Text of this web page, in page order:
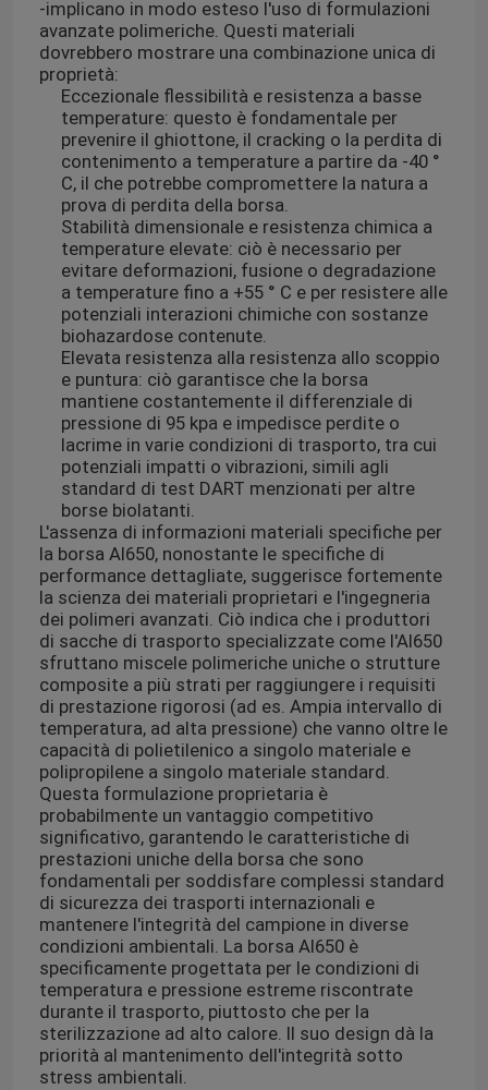
-implicano in modo esteso l'uso di formulazioni
avanzate polimeriche. Questi materiali
dovrebbero mostrare una combinazione unica di
proprietà:
Eccezionale flessibilità e resistenza a basse
temperature: questo è fondamentale per
prevenire il ghiottone, il cracking o la perdita di
contenimento a temperature a partire da -40 °
C, il che potrebbe compromettere la natura a
prova di perdita della borsa.
Stabilità dimensionale e resistenza chimica a
temperature elevate: ciò è necessario per
evitare deformazioni, fusione o degradazione
a temperature fino a +55 ° C e per resistere alle
potenziali interazioni chimiche con sostanze
biohazardose contenute.
Elevata resistenza alla resistenza allo scoppio
e puntura: ciò garantisce che la borsa
mantiene costantemente il differenziale di
pressione di 95 kpa e impedisce perdite o
lacrime in varie condizioni di trasporto, tra cui
potenziali impatti o vibrazioni, simili agli
standard di test DART menzionati per altre
borse biolatanti.
L'assenza di informazioni materiali specifiche per
la borsa AI650, nonostante le specifiche di
performance dettagliate, suggerisce fortemente
la scienza dei materiali proprietari e l'ingegneria
dei polimeri avanzati. Ciò indica che i produttori
di sacche di trasporto specializzate come l'AI650
sfruttano miscele polimeriche uniche o strutture
composite a più strati per raggiungere i requisiti
di prestazione rigorosi (ad es. Ampia intervallo di
temperatura, ad alta pressione) che vanno oltre le
capacità di polietilenico a singolo materiale e
polipropilene a singolo materiale standard.
Questa formulazione proprietaria è
probabilmente un vantaggio competitivo
significativo, garantendo le caratteristiche di
prestazioni uniche della borsa che sono
fondamentali per soddisfare complessi standard
di sicurezza dei trasporti internazionali e
mantenere l'integrità del campione in diverse
condizioni ambientali. La borsa AI650 è
specificamente progettata per le condizioni di
temperatura e pressione estreme riscontrate
durante il trasporto, piuttosto che per la
sterilizzazione ad alto calore. Il suo design dà la
priorità al mantenimento dell'integrità sotto
stress ambientali.